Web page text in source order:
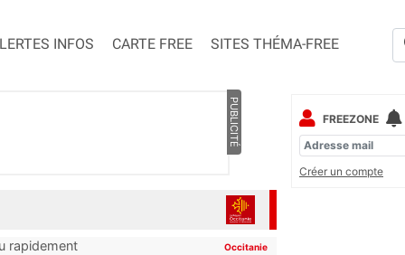
INFOS CARTE FREE SITES THÉMA-FREE
PUBLICITÉ
rapidement Occitanie
FREEZONE
Créer un compte